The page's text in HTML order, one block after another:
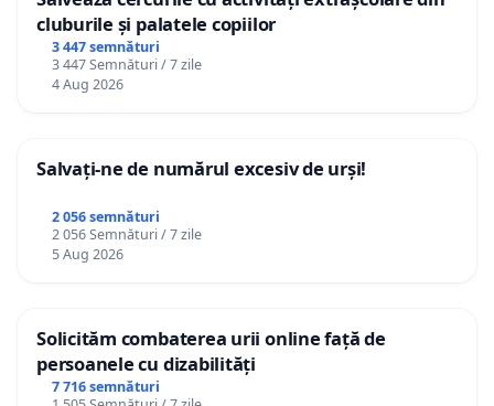
cluburile și palatele copiilor
3 447 semnături
3 447 Semnături / 7 zile
4 Aug 2026
Salvați-ne de numărul excesiv de urși!
2 056 semnături
2 056 Semnături / 7 zile
5 Aug 2026
Solicităm combaterea urii online față de
persoanele cu dizabilități
7 716 semnături